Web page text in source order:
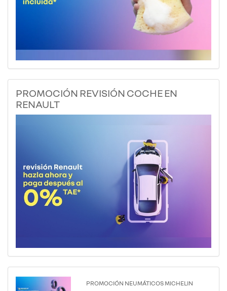
PROMOCIÓN REVISIÓN COCHE EN
RENAULT
PROMOCIÓN NEUMÁTICOS MICHELIN